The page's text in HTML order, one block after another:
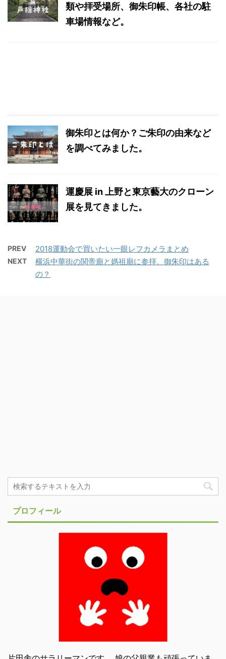
類や拝受場所、御朱印帳、各社の駐
車場情報など。
御朱印とは何か？ご朱印の由来など
を調べてみました。
運慶展 in 上野と東京藝大のクローン
展を見てきました。
PREV 2018運動会で買いたい一眼レフカメラまとめ
NEXT
横浜中華街の関帝廟と媽祖廟に参拝。御朱印はある
の？
プロフィール